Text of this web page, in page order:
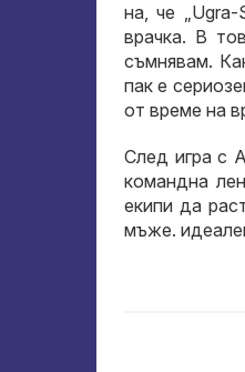
на, че
врачка. В
съмнявам.
пак е
от време на
След игра с
командна
екипи да
мъже.